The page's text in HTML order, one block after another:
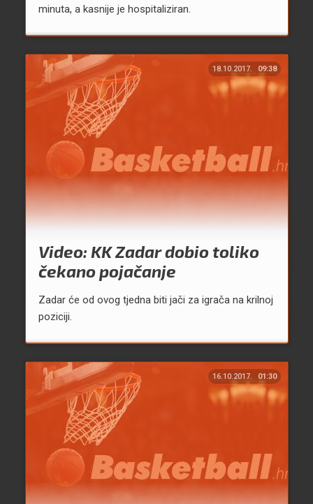
minuta, a kasnije je hospitaliziran.
18.10.2017. 09:38
Video: KK Zadar dobio toliko
čekano pojačanje
Zadar će od ovog tjedna biti jači za igrača na krilnoj
poziciji.
16.10.2017. 01:30